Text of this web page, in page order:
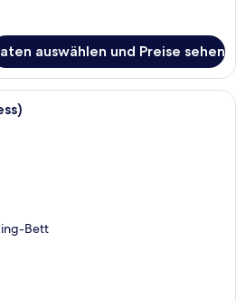
auswählen und Preise sehen
Ein modernes Hotelzimmer mit Bett,
Bett